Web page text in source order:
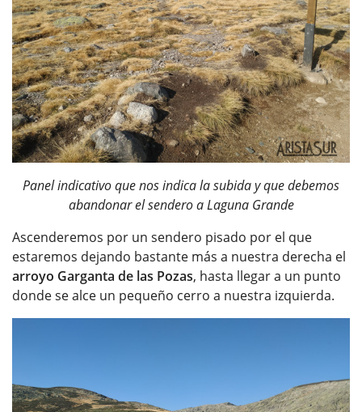
Panel indicativo que nos indica la subida y que debemos
abandonar el sendero a Laguna Grande
Ascenderemos por un sendero pisado por el que
estaremos dejando bastante más a nuestra derecha el
arroyo Garganta de las Pozas, hasta llegar a un punto
donde se alce un pequeño cerro a nuestra izquierda.